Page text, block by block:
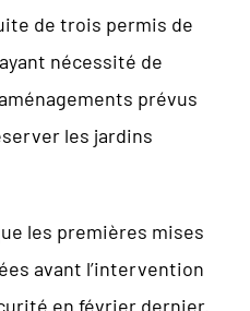
de trois permis de
nécessité de
prévus
les jardins
les premières mises
avant l’intervention
en février dernier.